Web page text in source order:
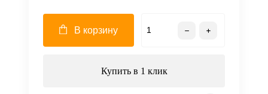
В корзину
Купить в 1 клик